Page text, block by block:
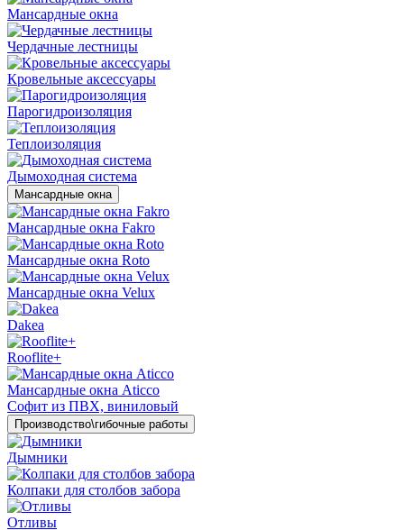
Мансардные окна
Чердачные лестницы
Кровельные аксессуары
Парогидроизоляция
Теплоизоляция
Дымоходная система
Мансардные окна
Мансардные окна Fakro
Мансардные окна Roto
Мансардные окна Velux
Dakea
Rooflite+
Мансардные окна Aticco
Софит из ПВХ, виниловый
Производство\гибочные работы
Дымники
Колпаки для столбов забора
Отливы